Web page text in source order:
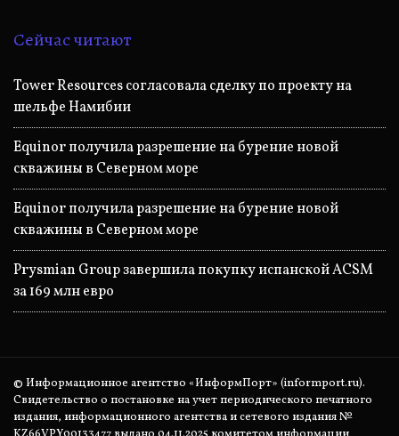
Сейчас читают
Tower Resources согласовала сделку по проекту на
шельфе Намибии
Equinor получила разрешение на бурение новой
скважины в Северном море
Equinor получила разрешение на бурение новой
скважины в Северном море
Prysmian Group завершила покупку испанской ACSM
за 169 млн евро
© Информационное агентство «ИнформПорт» (informport.ru).
Свидетельство о постановке на учет периодического печатного
издания, информационного агентства и сетевого издания №